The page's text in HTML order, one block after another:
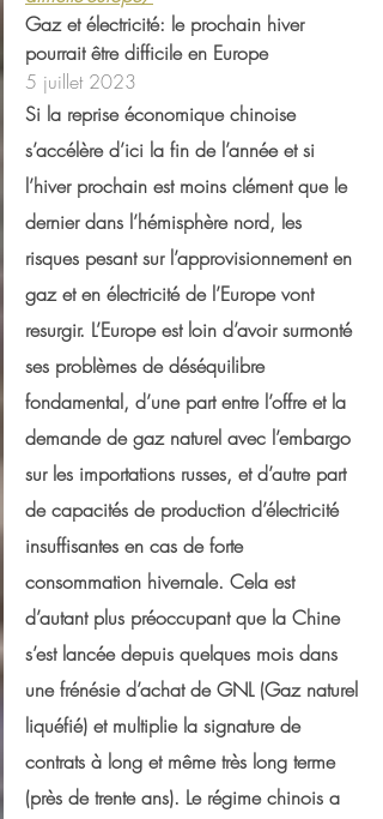
Gaz et électricité: le prochain hiver
pourrait être difficile en Europe
5 juillet 2023
Si la reprise économique chinoise
s’accélère d’ici la fin de l’année et si
l’hiver prochain est moins clément que le
dernier dans l’hémisphère nord, les
risques pesant sur l’approvisionnement en
gaz et en électricité de l’Europe vont
resurgir. L’Europe est loin d’avoir surmonté
ses problèmes de déséquilibre
fondamental, d’une part entre l’offre et la
demande de gaz naturel avec l’embargo
sur les importations russes, et d’autre part
de capacités de production d’électricité
insuffisantes en cas de forte
consommation hivernale. Cela est
d’autant plus préoccupant que la Chine
s’est lancée depuis quelques mois dans
une frénésie d’achat de GNL (Gaz naturel
liquéfié) et multiplie la signature de
contrats à long et même très long terme
(près de trente ans). Le régime chinois a